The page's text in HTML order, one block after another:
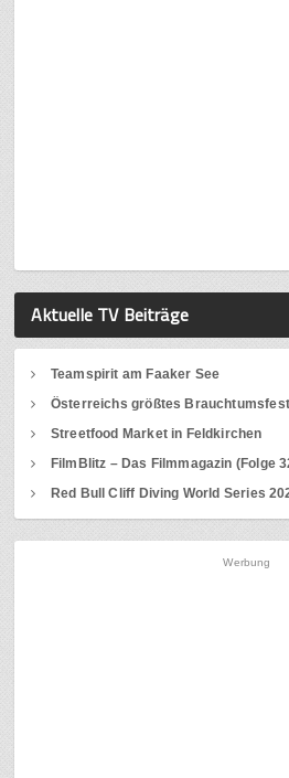
Aktuelle TV Beiträge
Teamspirit am Faaker See
Österreichs größtes Brauchtumsfest
Streetfood Market in Feldkirchen
FilmBlitz – Das Filmmagazin (Folge
Red Bull Cliff Diving World Series
Werbung